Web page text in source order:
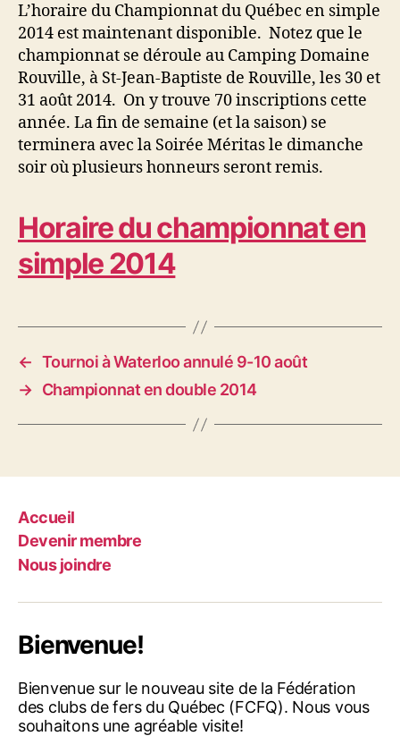
L’horaire du Championnat du Québec en simple
2014 est maintenant disponible. Notez que le
championnat se déroule au Camping Domaine
Rouville, à St-Jean-Baptiste de Rouville, les 30 et
31 août 2014. On y trouve 70 inscriptions cette
année. La fin de semaine (et la saison) se
terminera avec la Soirée Méritas le dimanche
soir où plusieurs honneurs seront remis.
Horaire du championnat en
simple 2014
← Tournoi à Waterloo annulé 9-10 août
→ Championnat en double 2014
Accueil
Devenir membre
Nous joindre
Bienvenue!
Bienvenue sur le nouveau site de la Fédération
des clubs de fers du Québec (FCFQ). Nous vous
souhaitons une agréable visite!